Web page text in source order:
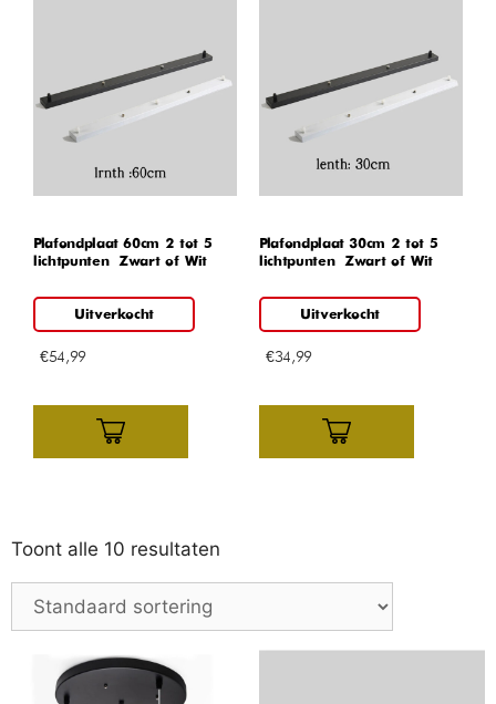
Plafondplaat 60cm 2 tot 5
lichtpunten – Zwart of Wit
Uitverkocht
€54,99
Plafondplaat 30cm 2 tot 5
lichtpunten – Zwart of Wit
Uitverkocht
€34,99
Toont alle 10 resultaten